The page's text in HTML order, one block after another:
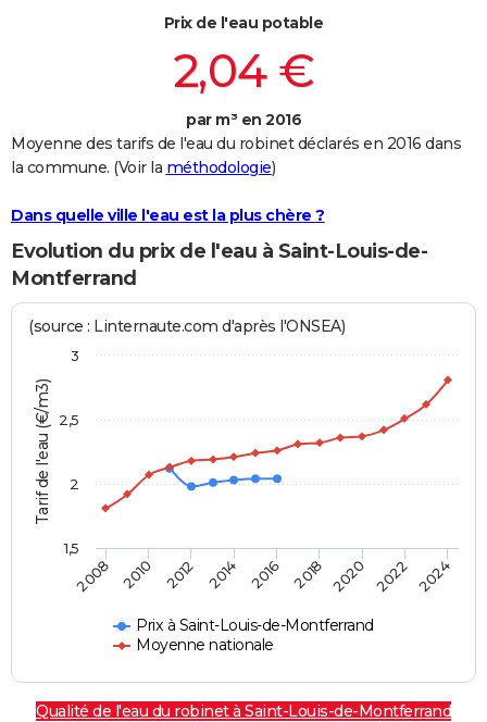
Bricolage
Lifestyle
Culture
Sport
Auto
Television
Voyage
Cinema
Prix de l'eau potable
2,04 €
par m³ en 2016
Moyenne des tarifs de l'eau du robinet déclarés en 2016 dans
la commune. (Voir la méthodologie)
Dans quelle ville l'eau est la plus chère ?
Evolution du prix de l'eau à Saint-Louis-de-
Montferrand
Tarif de l'eau (€/m3)
(source : Linternaute.com d'après l'ONSEA)
Prix à Saint-Louis-de-Montferrand
Moyenne nationale
2008 2010 2012 2014 2016 2018 2020 2022 2024
1,5
2
2,5
3
Qualité de l'eau du robinet à Saint-Louis-de-Montferrand